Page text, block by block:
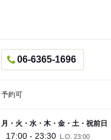
06-6365-1696
予約可
月・火・水・木・金・土・祝前日
17:00 - 23:30 L.O. 23:00